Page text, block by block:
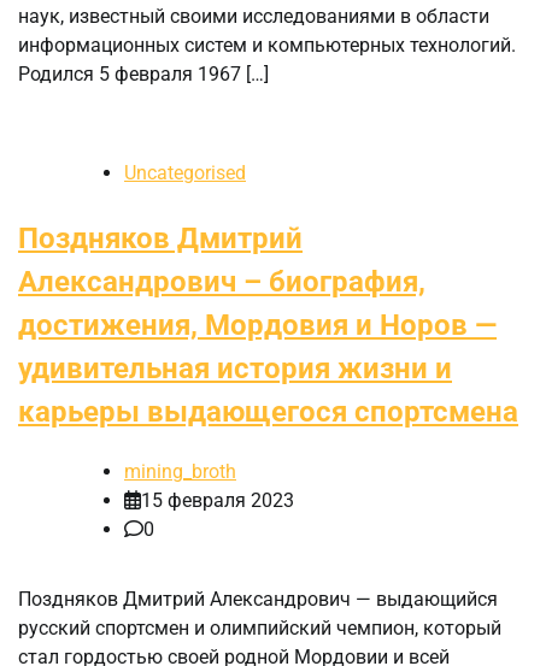
наук, известный своими исследованиями в области
информационных систем и компьютерных технологий.
Родился 5 февраля 1967 […]
Uncategorised
Поздняков Дмитрий
Александрович – биография,
достижения, Мордовия и Норов —
удивительная история жизни и
карьеры выдающегося спортсмена
mining_broth
15 февраля 2023
0
Поздняков Дмитрий Александрович — выдающийся
русский спортсмен и олимпийский чемпион, который
стал гордостью своей родной Мордовии и всей